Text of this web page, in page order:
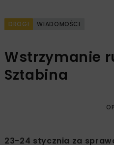
DROGI WIADOMOŚCI
Wstrzymanie
Sztabina
23-24 stycznia za